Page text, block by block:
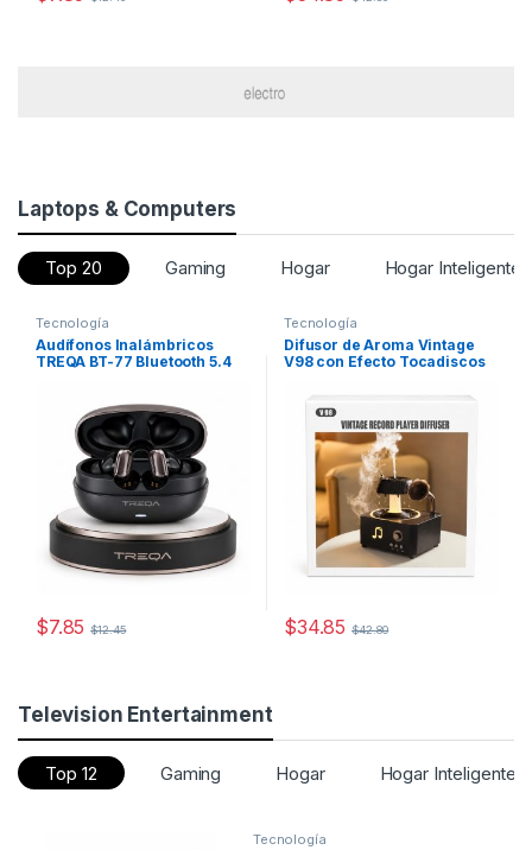
Este producto tiene múltiples variantes. Las opciones se
Laptops & Computers
Top 20 Gaming Hogar Hogar Inteligente
Tecnología
Audífonos Inalámbricos
TREQA BT-77 Bluetooth 5.4
$7.85 $12.45
Este producto tiene múltiples variantes. Las opciones se
Tecnología
Difusor de Aroma Vintage
V98 con Efecto Tocadiscos
$34.85 $42.80
Television Entertainment
Top 12 Gaming Hogar Hogar Inteligente
Tecnología